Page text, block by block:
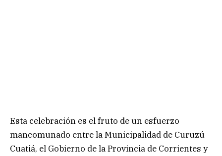
Esta celebración es el fruto de un esfuerzo
mancomunado entre la Municipalidad de Curuzú
Cuatiá, el Gobierno de la Provincia de Corrientes y